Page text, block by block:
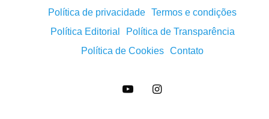
Política de privacidade Termos e condições
Política Editorial
Política de Transparência
Política de Cookies Contato
YouTubeInstagram